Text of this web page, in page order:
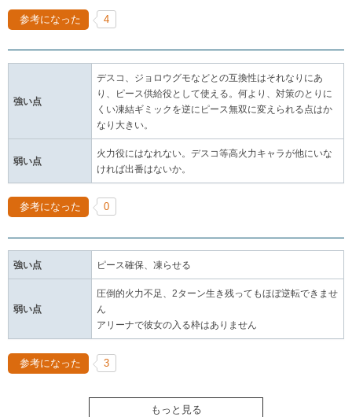
参考になった 4
強い点
デスコ、ジョロウグモなどとの互換性はそれなりにあ
り、ピース供給役として使える。何より、対策のとりに
くい凍結ギミックを逆にピース無双に変えられる点はか
なり大きい。
弱い点
火力役にはなれない。デスコ等高火力キャラが他にいな
ければ出番はないか。
参考になった 0
強い点 ピース確保、凍らせる
弱い点
圧倒的火力不足、2ターン生き残ってもほぼ逆転できませ
ん
アリーナで彼女の入る枠はありません
参考になった 3
もっと見る